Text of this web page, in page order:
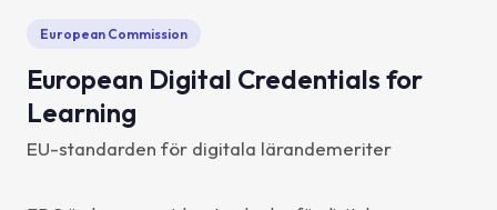
European Commission
European Digital Credentials for
Learning
EU-standarden för digitala lärandemeriter